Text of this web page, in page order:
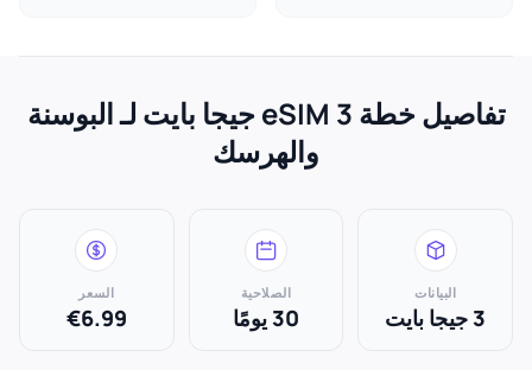
تفاصيل خطة eSIM 3 جيجا بايت لـ البوسنة
والهرسك
البيانات
3 جيجا بايت
الصلاحية
30 يومًا
السعر
€6.99